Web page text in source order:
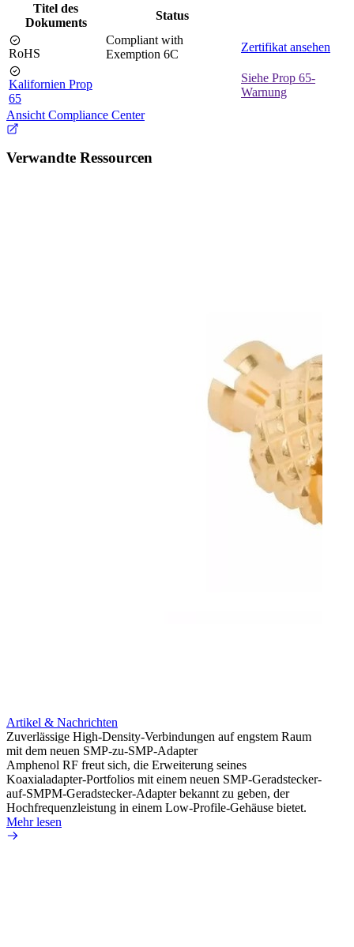
Titel des
Dokuments
Status
RoHS
Compliant with
Exemption 6C
Zertifikat ansehen
Kalifornien Prop
65
Siehe Prop 65-
Warnung
Ansicht Compliance Center
Verwandte Ressourcen
Artikel & Nachrichten
Zuverlässige High-Density-Verbindungen auf engstem Raum
mit dem neuen SMP-zu-SMP-Adapter
Amphenol RF freut sich, die Erweiterung seines
Koaxialadapter-Portfolios mit einem neuen SMP-Geradstecker-
auf-SMPM-Geradstecker-Adapter bekannt zu geben, der
Hochfrequenzleistung in einem Low-Profile-Gehäuse bietet.
Mehr lesen